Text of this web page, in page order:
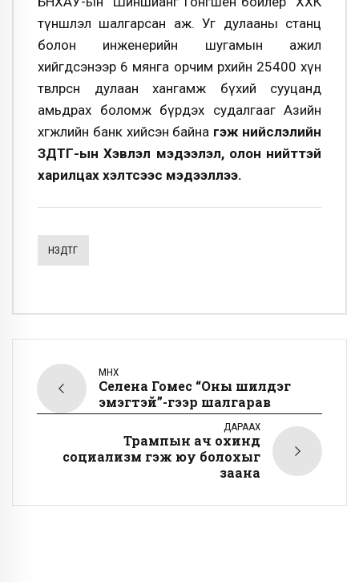
түншлэл шалгарсан аж. Уг дулааны станц
болон инженерийн шугамын ажил
хийгдсэнээр 6 мянга орчим өрхийн 25400 хүн
төвлөрсөн дулаан хангамж бүхий сууцанд
амьдрах боломж бүрдэх судалгааг Азийн
хөгжлийн банк хийсэн байна гэж нийслэлийн
ЗДТГ-ын Хэвлэл мэдээлэл, олон нийттэй
харилцах хэлтсээс мэдээллээ.
НЗДТГ
ӨМНӨХ
Селена Гомес “Оны шилдэг
эмэгтэй”-гээр шалгарав
ДАРААХ
Трампын ач охинд
социализм гэж юу болохыг
заана